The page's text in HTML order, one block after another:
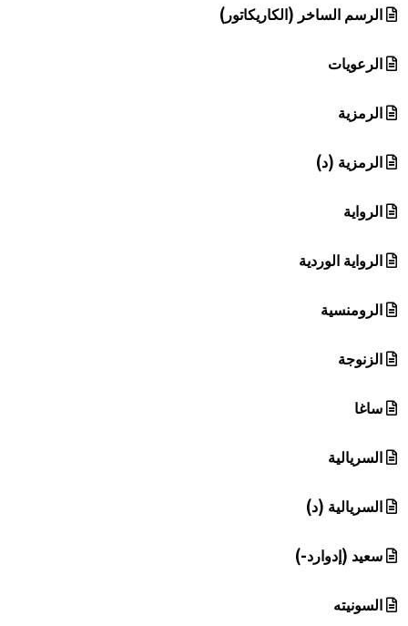
الرسم الساخر (الكاريكاتور)
الرعويات
الرمزية
الرمزية (د)
الرواية
الرواية الوردية
الرومنسية
الزنوجة
ساغا
السريالية
السريالية (د)
سعيد (إدوارد-)
السونيته